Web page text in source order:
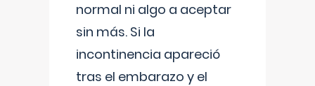
normal ni algo a aceptar
sin más. Si la
incontinencia apareció
tras el embarazo y el